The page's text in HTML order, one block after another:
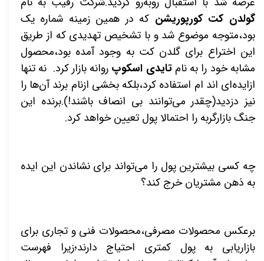
گولدن کت کورپوریشن که در همین زمینه شماره یک
بود،متوجه موضوع شد و با تشخیص تهدیدی که از طریق
این اختراع برای گلدن کت به وجود آمده بود،محصول
مشابه خود را به نامتایدی اسکوپ روانه بازار کرد. نه تنها
ازایده‌ای اند ام استفاده کرد،بلکه بخشی ازنام برند آن‌ها را
نیز دزدید(چقدر می‌توانند بی انصاف باشند!).برنده این
جنگ بازارگربه را احتمالا پول تعیین خواهد کرد.
چه کسی بیشترین پول را می‌تواند برای نشاندن این ایده
به ذهن مشتریان خرج کند؟
برعکس محصولات مصرفی،محصولات فنی و تجاری برای
بازاریابی به پول کمتری احتیاج دارند؛زیرا فهرست